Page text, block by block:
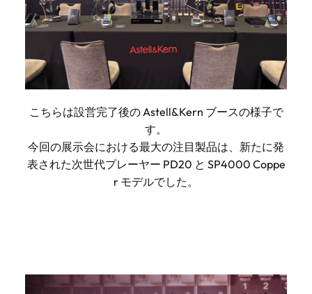
こちらは設営完了後の Astell&Kern ブースの様子で
す。
今回の展示会における最大の注目製品は、新たに発
表された次世代プレーヤー PD20 と SP4000 Coppe
r モデルでした。